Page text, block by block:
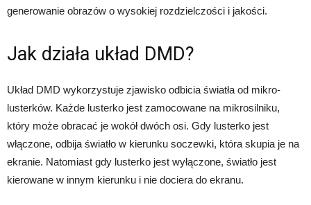
generowanie obrazów o wysokiej rozdzielczości i jakości.
Jak działa układ DMD?
Układ DMD wykorzystuje zjawisko odbicia światła od mikro-
lusterków. Każde lusterko jest zamocowane na mikrosilniku,
który może obracać je wokół dwóch osi. Gdy lusterko jest
włączone, odbija światło w kierunku soczewki, która skupia je na
ekranie. Natomiast gdy lusterko jest wyłączone, światło jest
kierowane w innym kierunku i nie dociera do ekranu.